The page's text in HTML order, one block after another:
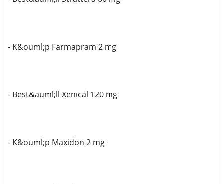
- K&ouml;p Farmapram 2 mg
- Best&auml;ll Xenical 120 mg
- K&ouml;p Maxidon 2 mg